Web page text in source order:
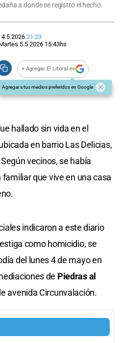
a donde se registró el hecho.
4.5.2026 21:23
5.5.2026 15:43hs
+ Agregar El Litoral en
Agregar a tus medios preferidos en Google
hallado sin vida en el
en barrio Las Delicias,
vecinos, se había
que vive en una casa
indicaron a este diario
como homicidio, se
del lunes 4 de mayo en
de Piedras al
avenida Circunvalación.